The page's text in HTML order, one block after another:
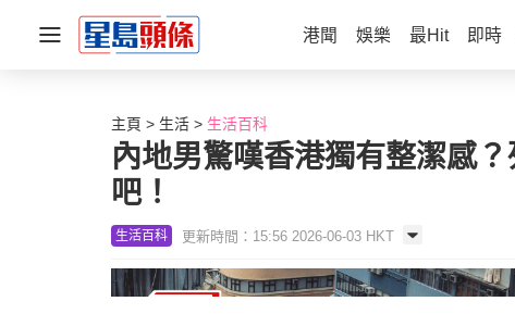
港聞 娛樂 最Hit 即時
主頁 生活 生活百科
內地男驚嘆香港獨有整潔感
吧！
生活百科 更新時間：15:56 2026-06-03 HKT